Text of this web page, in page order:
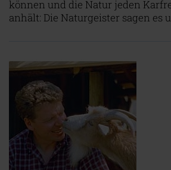
können und die Natur jeden
anhält: Die Naturgeister sagen es